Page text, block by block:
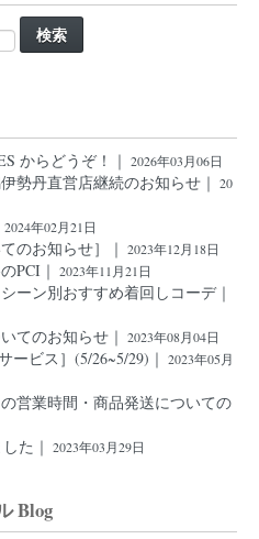
からどうぞ！｜ 2026年03月06日
勢丹直営店継続のお知らせ｜ 20
2024年02月21日
のお知らせ］｜ 2023年12月18日
PCI｜ 2023年11月21日
ーン別おすすめ着回しコーデ｜
てのお知らせ｜ 2023年08月04日
ービス］(5/26~5/29)｜ 2023年05月
営業時間・商品発送についての
た｜ 2023年03月29日
Blog